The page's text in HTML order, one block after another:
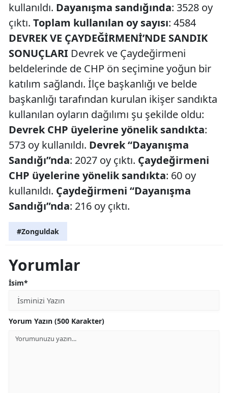
kullanıldı. Dayanışma sandığında: 3528 oy
çıktı. Toplam kullanılan oy sayısı: 4584
DEVREK VE ÇAYDEĞİRMENİ’NDE SANDIK
SONUÇLARI Devrek ve Çaydeğirmeni
beldelerinde de CHP ön seçimine yoğun bir
katılım sağlandı. İlçe başkanlığı ve belde
başkanlığı tarafından kurulan ikişer sandıkta
kullanılan oyların dağılımı şu şekilde oldu:
Devrek CHP üyelerine yönelik sandıkta:
573 oy kullanıldı. Devrek “Dayanışma
Sandığı”nda: 2027 oy çıktı. Çaydeğirmeni
CHP üyelerine yönelik sandıkta: 60 oy
kullanıldı. Çaydeğirmeni “Dayanışma
Sandığı”nda: 216 oy çıktı.
#Zonguldak
Yorumlar
İsim*
Yorum Yazın (500 Karakter)